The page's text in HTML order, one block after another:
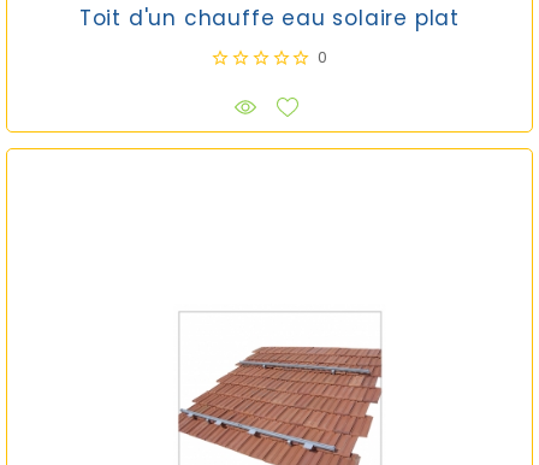
Toit d'un chauffe eau solaire plat
0